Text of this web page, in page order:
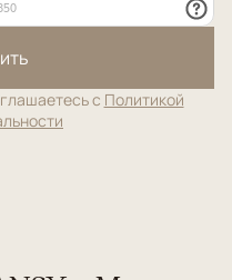
с Политикой